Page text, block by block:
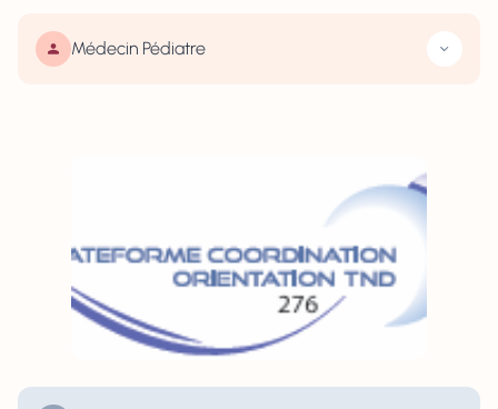
Médecin Pédiatre